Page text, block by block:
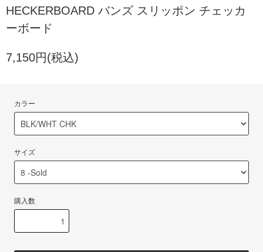
HECKERBOARD バンズ スリッポン チェッカ
ーボード
7,150円(税込)
カラー
サイズ
購入数